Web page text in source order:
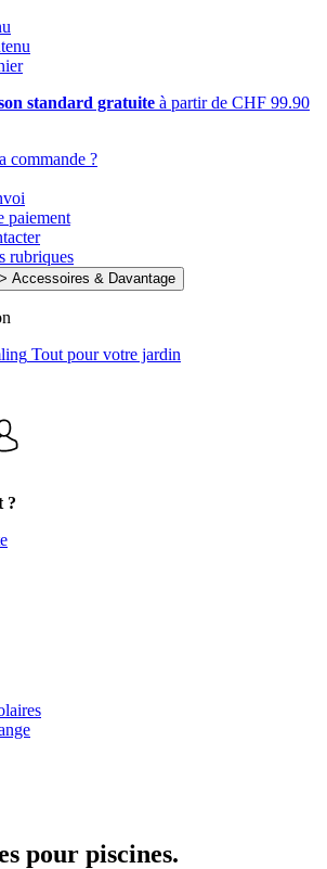
standard gratuite à partir de CHF 99.90
commande ?
paiement
rubriques
Tout pour votre jardin
?
pour piscines.